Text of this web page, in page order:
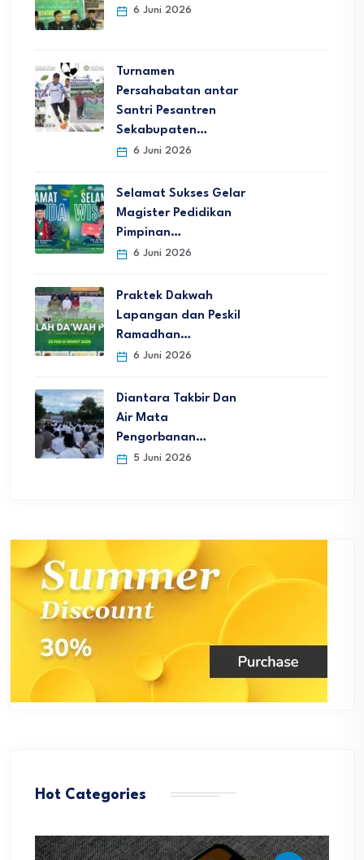
6 Juni 2026
Turnamen
Persahabatan antar
Santri Pesantren
Sekabupaten…
6 Juni 2026
Selamat Sukses Gelar
Magister Pedidikan
Pimpinan…
6 Juni 2026
Praktek Dakwah
Lapangan dan Peskil
Ramadhan…
6 Juni 2026
Diantara Takbir Dan
Air Mata
Pengorbanan…
5 Juni 2026
Hot Categories